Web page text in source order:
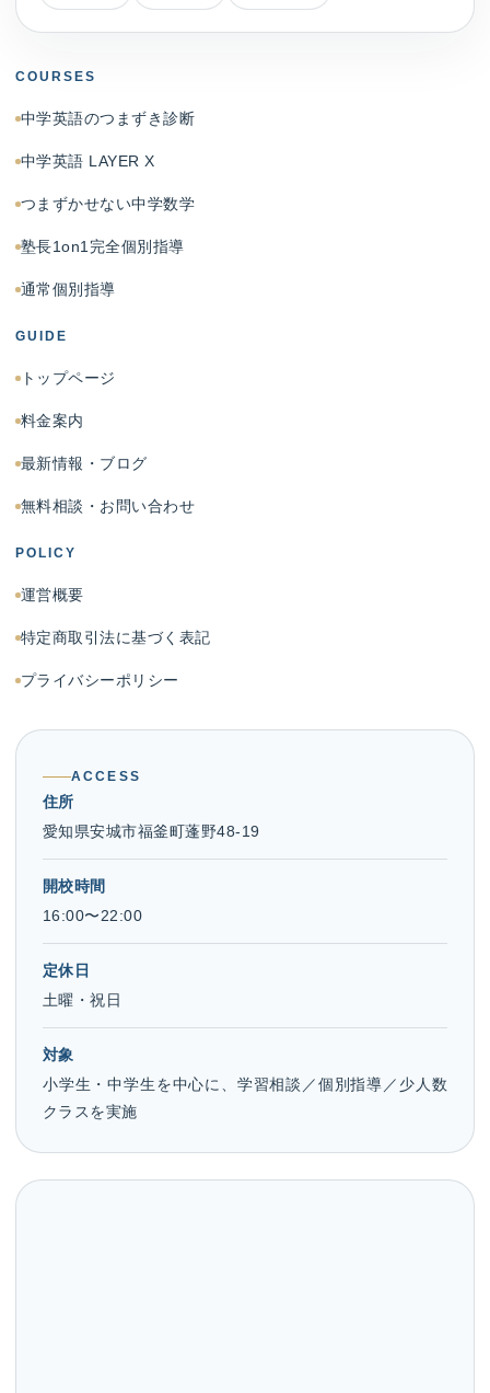
COURSES
中学英語のつまずき診断
中学英語 LAYER X
つまずかせない中学数学
塾長1on1完全個別指導
通常個別指導
GUIDE
トップページ
料金案内
最新情報・ブログ
無料相談・お問い合わせ
POLICY
運営概要
特定商取引法に基づく表記
プライバシーポリシー
ACCESS
住所
愛知県安城市福釜町蓬野48-19
開校時間
16:00〜22:00
定休日
土曜・祝日
対象
小学生・中学生を中心に、学習相談／個別指導／少人数
クラスを実施